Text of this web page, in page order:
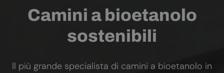
Camini a bioetanolo
sostenibili
Il più grande specialista di camini a bioetanolo in